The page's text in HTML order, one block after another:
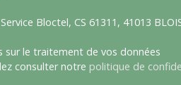
Bloctel, CS 61311, 41013
sur le traitement de vos données
consulter notre politique de